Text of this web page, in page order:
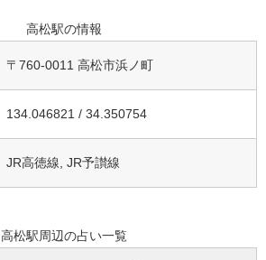
高松駅の情報
〒760-0011 高松市浜ノ町
134.046821 / 34.350754
JR高徳線, JR予讃線
高松駅周辺の占い一覧